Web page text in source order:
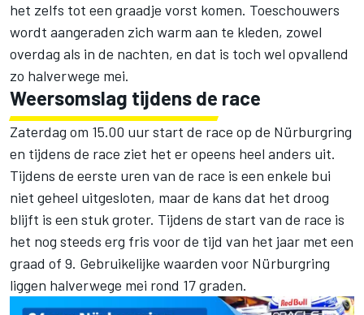
het zelfs tot een graadje vorst komen. Toeschouwers
wordt aangeraden zich warm aan te kleden, zowel
overdag als in de nachten, en dat is toch wel opvallend
zo halverwege mei.
Weersomslag tijdens de race
Zaterdag om 15.00 uur start de race op de Nürburgring
en tijdens de race ziet het er opeens heel anders uit.
Tijdens de eerste uren van de race is een enkele bui
niet geheel uitgesloten, maar de kans dat het droog
blijft is een stuk groter. Tijdens de start van de race is
het nog steeds erg fris voor de tijd van het jaar met een
graad of 9. Gebruikelijke waarden voor Nürburgring
liggen halverwege mei rond 17 graden.